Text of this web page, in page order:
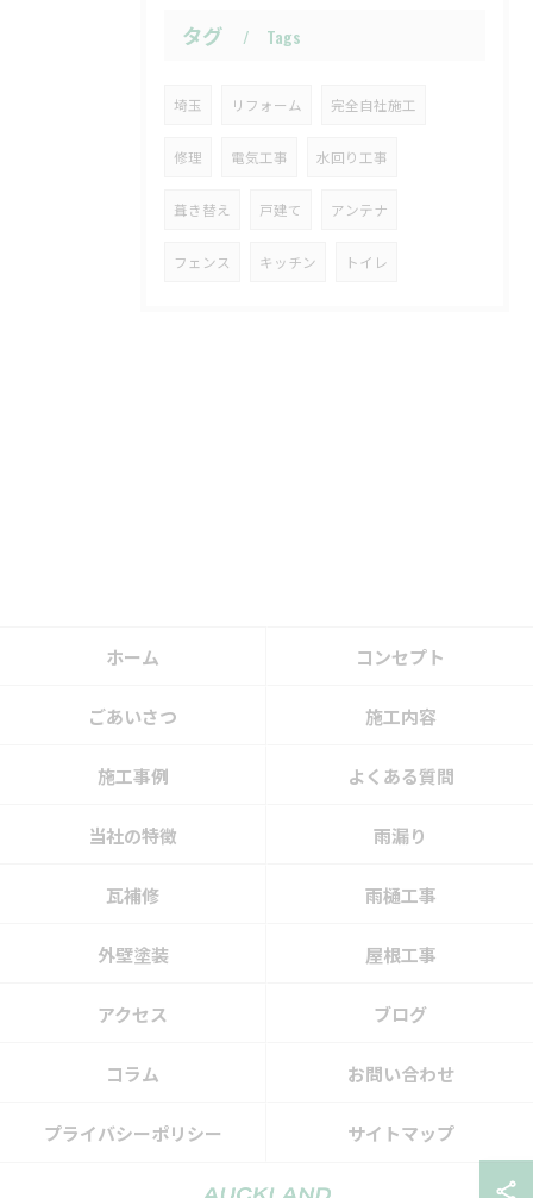
タグ Tags
埼玉 リフォーム 完全自社施工
修理 電気工事 水回り工事
葺き替え 戸建て アンテナ
フェンス キッチン トイレ
ホーム コンセプト
ごあいさつ 施工内容
施工事例 よくある質問
当社の特徴 雨漏り
瓦補修 雨樋工事
外壁塗装 屋根工事
アクセス ブログ
コラム お問い合わせ
プライバシーポリシー サイトマップ